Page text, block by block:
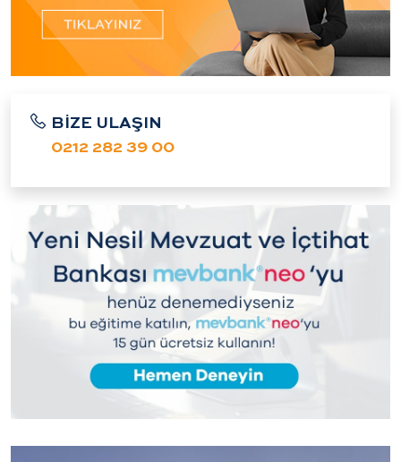
BİZE ULAŞIN
0212 282 39 00